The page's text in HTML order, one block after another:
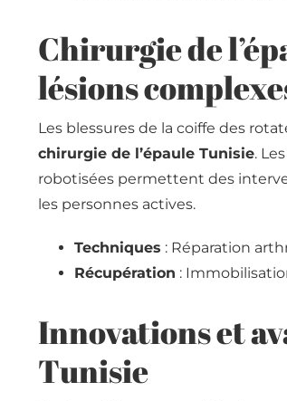
Chirurgie de
lésions
Les blessures de la coiffe des
chirurgie de l’épaule Tunisie. Les
robotisées permettent des
les personnes actives.
Techniques : Réparation
Récupération :
Innovations et
Tunisie